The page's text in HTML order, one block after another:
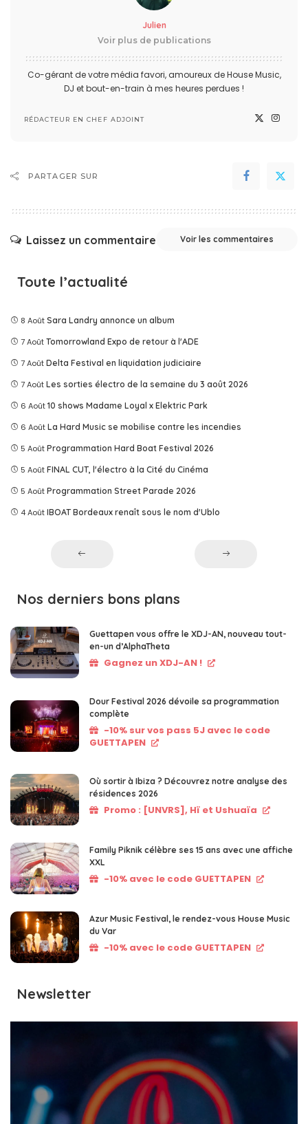
Julien
Voir plus de publications
Co-gérant de votre média favori, amoureux de House Music,
DJ et bout-en-train à mes heures perdues !
RÉDACTEUR EN CHEF ADJOINT
PARTAGER SUR
Laissez un commentaire Voir les commentaires
Toute l’actualité
8 Août Sara Landry annonce un album
7 Août Tomorrowland Expo de retour à l'ADE
7 Août Delta Festival en liquidation judiciaire
7 Août Les sorties électro de la semaine du 3 août 2026
6 Août 10 shows Madame Loyal x Elektric Park
6 Août La Hard Music se mobilise contre les incendies
5 Août Programmation Hard Boat Festival 2026
5 Août FINAL CUT, l'électro à la Cité du Cinéma
5 Août Programmation Street Parade 2026
4 Août IBOAT Bordeaux renaît sous le nom d'Ublo
Nos derniers bons plans
Guettapen vous offre le XDJ-AN, nouveau tout-
en-un d’AlphaTheta
Gagnez un XDJ-AN !
Dour Festival 2026 dévoile sa programmation
complète
-10% sur vos pass 5J avec le code
GUETTAPEN
Où sortir à Ibiza ? Découvrez notre analyse des
résidences 2026
Promo : [UNVRS], Hï et Ushuaïa
Family Piknik célèbre ses 15 ans avec une affiche
XXL
-10% avec le code GUETTAPEN
Azur Music Festival, le rendez-vous House Music
du Var
-10% avec le code GUETTAPEN
Newsletter